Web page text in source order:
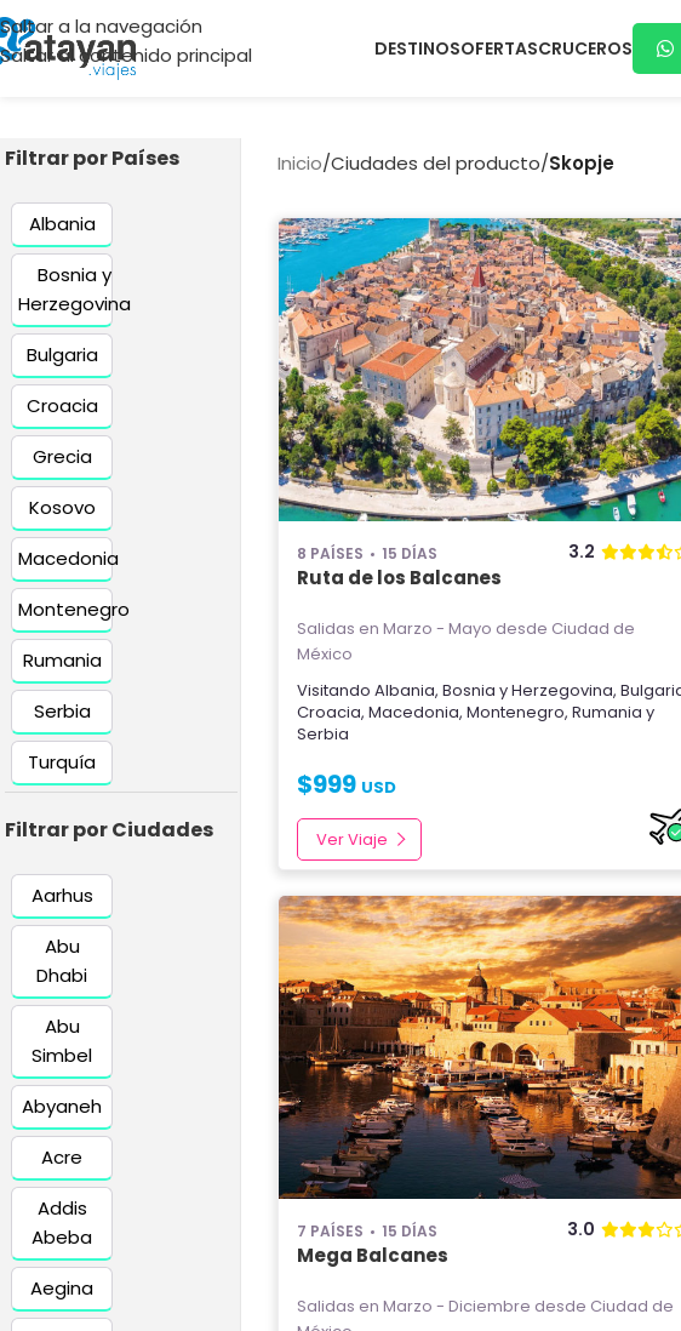
Saltar a la navegación
Saltar al contenido principal
DESTINOSOFERTASCRUCEROS
Filtrar por Países
Albania
Bosnia y
Herzegovina
Bulgaria
Croacia
Grecia
Kosovo
Macedonia
Montenegro
Rumania
Serbia
Turquía
Filtrar por Ciudades
Aarhus
Abu
Dhabi
Abu
Simbel
Abyaneh
Acre
Addis
Abeba
Aegina
Inicio/Ciudades del producto/Skopje
8 PAÍSES 15 DÍAS 3.2
Ruta de los Balcanes
Salidas en Marzo - Mayo desde Ciudad de
México
Visitando Albania, Bosnia y Herzegovina,
Croacia, Macedonia, Montenegro, Rumania y
Serbia
$999 USD
Ver Viaje
7 PAÍSES 15 DÍAS 3.0
Mega Balcanes
Salidas en Marzo - Diciembre desde Ciudad de